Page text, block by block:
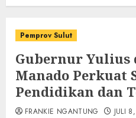
Pemprov Sulut
Gubernur Yulius
Manado Perkuat
Pendidikan dan
FRANKIE NGANTUNG JULI